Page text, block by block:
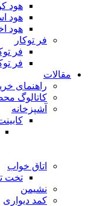
هود
هود
هود
فر توکار
فر
فر
مقالات
راهنمای
کاتالوگ
آشپزخانه
اتاق خواب
تخت
نشیمن
کمد دیواری